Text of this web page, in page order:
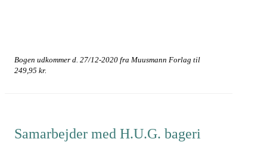
Bogen udkommer d. 27/12-2020 fra Muusmann Forlag til
249,95 kr.
Samarbejder med H.U.G. bageri